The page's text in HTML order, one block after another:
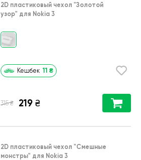
2D пластиковый чехол "Золотой
узор" для Nokia 3
Кешбек 11 ₴
315 ₴ 219 ₴
2D пластиковый чехол "Cмешные
монстры" для Nokia 3